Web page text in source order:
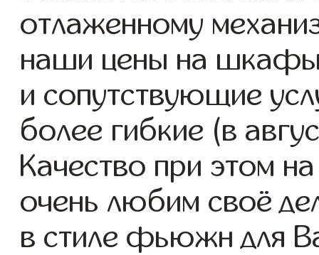
отлаженному
наши цены на
и сопутствующие
более гибкие (в
Качество при этом
очень любим своё
в стиле фьюжн для